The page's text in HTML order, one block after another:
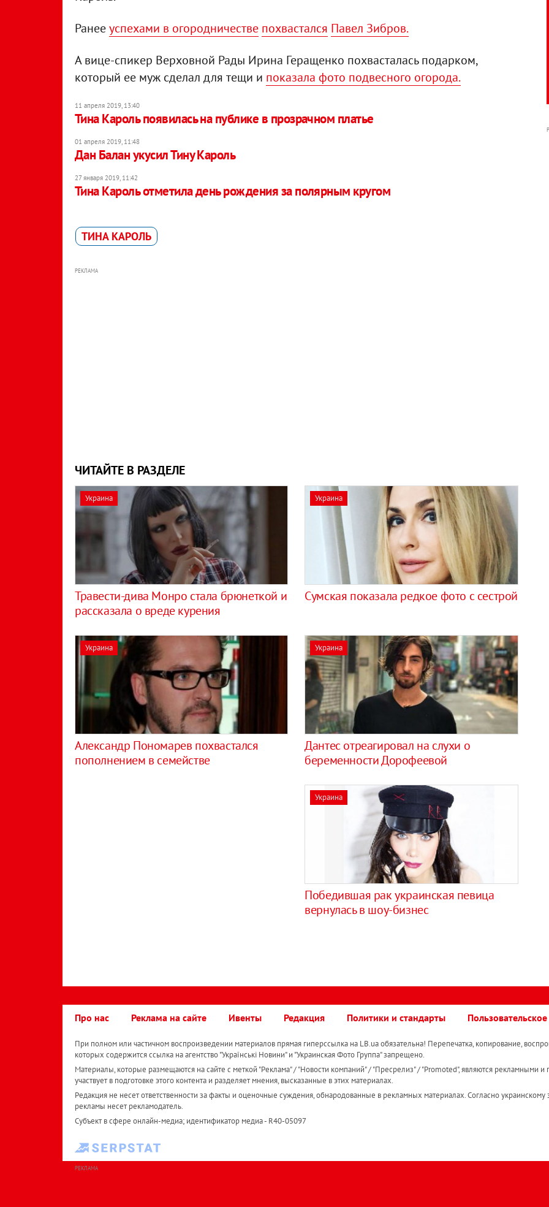
Ранееуспехами в огородничестве похвастался Павел Зибров.
А вице-спикер Верховной Рады Ирина Геращенко похвасталась подарком,
который ее муж сделал для тещи и показала фото подвесного огорода.
11 апреля 2019, 13:40
Тина Кароль появилась на публике в прозрачном платье
01 апреля 2019, 11:48
Дан Балан укусил Тину Кароль
27 января 2019, 11:42
Тина Кароль отметила день рождения за полярным кругом
ТИНА КАРОЛЬ
РЕКЛАМА
ЧИТАЙТЕ В РАЗДЕЛЕ
Украина
Травести-дива Монро стала брюнеткой и
рассказала о вреде курения
Украина
Сумская показала редкое фото с сестрой
Украина
Александр Пономарев похвастался
пополнением в семействе
Украина
Дантес отреагировал на слухи о
беременности Дорофеевой
Украина
Победившая рак украинская певица
вернулась в шоу-бизнес
Про нас Реклама на сайте Ивенты Редакция Политики и стандарты
При полном или частичном воспроизведении материалов прямая гиперссылка на LB.ua обязательна! Перепечатка, копирование,
которых содержится ссылка на агентство "Українськi Новини" и "Украинская Фото Группа" запрещено.
Материалы, которые размещаются на сайте с меткой "Реклама" / "Новости компаний" / "Пресрелиз" / "Promoted", являются рекламными и
участвует в подготовке этого контента и разделяет мнения, высказанные в этих материалах.
Редакция не несет ответственности за факты и оценочные суждения, обнародованные в рекламных материалах. Согласно украинскому
рекламы несет рекламодатель.
Субъект в сфере онлайн-медиа; идентификатор медиа - R40-05097
РЕКЛАМА